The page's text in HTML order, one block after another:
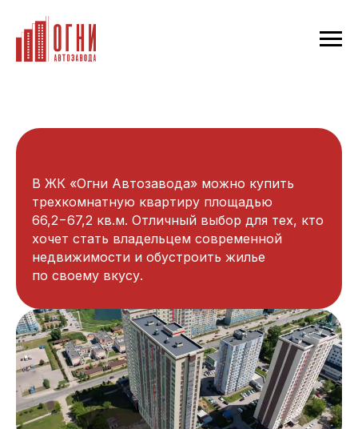
В ЖК «Огни Автозавода» можно купить
трехкомнатную квартиру площадью
66,2−67,2 кв.м. Отличный выбор для тех, кто
хочет стать владельцем современной
недвижимости и обустроить жилье
по своему вкусу.